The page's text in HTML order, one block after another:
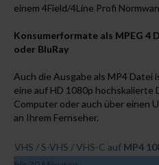
einem 4Field/4Line Profi
Konsumerformate als MPEG 4
oder BluRay
Auch die Ausgabe als MP4 Datei
eine auf HD 1080p hochskalierte
Computer oder auch über einen
an Ihrem Fernseher.
VHS / S-VHS / VHS-C auf MP4